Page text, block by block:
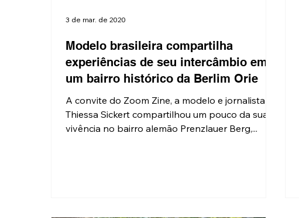
Modelo brasileira compartilha
experiências de seu intercâmbio em
um bairro histórico da Berlim Orie
A convite do Zoom Zine, a modelo e jornalista
Thiessa Sickert compartilhou um pouco da sua
vivência no bairro alemão Prenzlauer Berg,...
3 de mar. de 2020